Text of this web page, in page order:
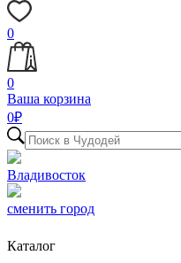
0
0
Ваша корзина
0₽
Владивосток
сменить город
Каталог